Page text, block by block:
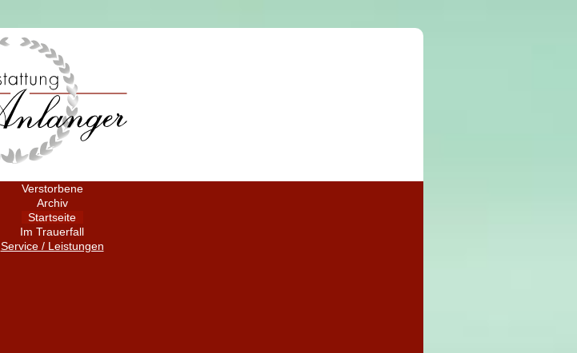
Verstorbene
Archiv
Startseite
Im Trauerfall
Service / Leistungen